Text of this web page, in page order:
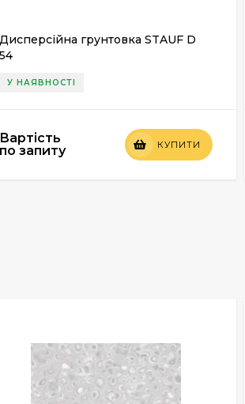
Дисперсійна грунтовка STAUF D
54
У НАЯВНОСТІ
Вартість
по запиту
КУПИТИ